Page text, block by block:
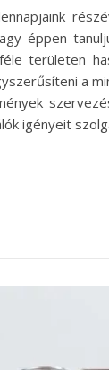
éppen
területen
a
igényeit